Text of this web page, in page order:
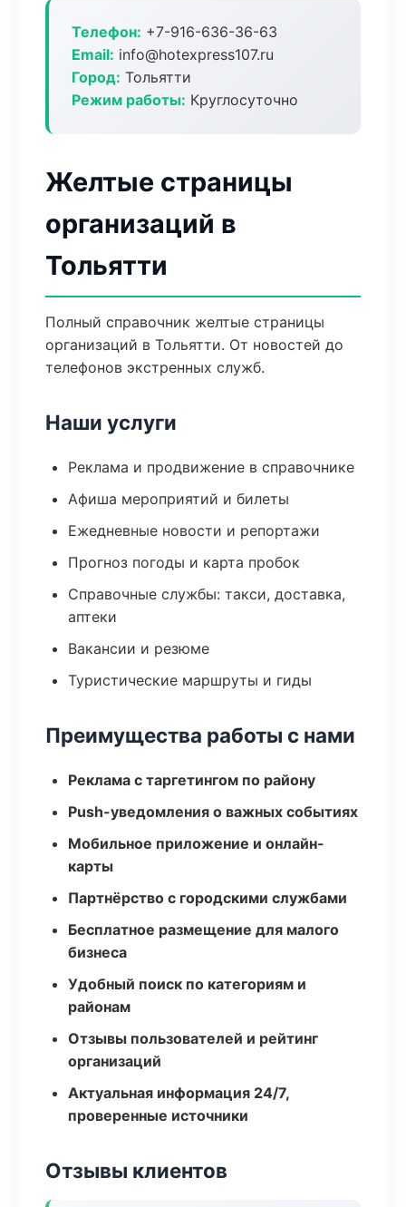
Телефон: +7-916-636-36-63
Email: info@hotexpress107.ru
Город: Тольятти
Режим работы: Круглосуточно
Желтые страницы
организаций в
Тольятти
Полный справочник желтые страницы
организаций в Тольятти. От новостей до
телефонов экстренных служб.
Наши услуги
Реклама и продвижение в справочнике
Афиша мероприятий и билеты
Ежедневные новости и репортажи
Прогноз погоды и карта пробок
Справочные службы: такси, доставка,
аптеки
Вакансии и резюме
Туристические маршруты и гиды
Преимущества работы с нами
Реклама с таргетингом по району
Push-уведомления о важных событиях
Мобильное приложение и онлайн-
карты
Партнёрство с городскими службами
Бесплатное размещение для малого
бизнеса
Удобный поиск по категориям и
районам
Отзывы пользователей и рейтинг
организаций
Актуальная информация 24/7,
проверенные источники
Отзывы клиентов